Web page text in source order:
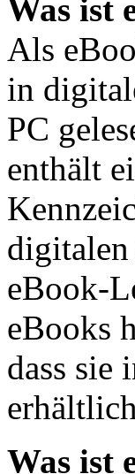
Was ist
Als
in
PC
enthält
digitalen
eBook-
eBooks
dass sie
Was ist